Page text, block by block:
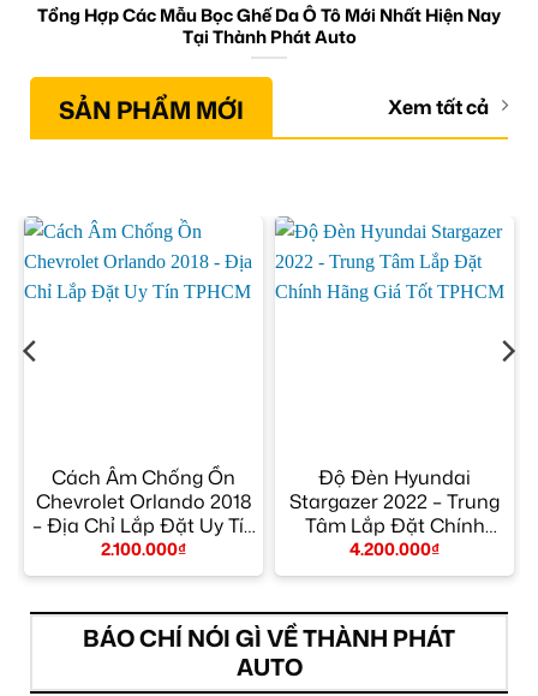
Tổng Hợp Các Mẫu Bọc Ghế Da Ô Tô Mới Nhất Hiện Nay
Tại Thành Phát Auto
SẢN PHẨM MỚI Xem tất cả
Cách Âm Chống Ồn
Chevrolet Orlando 2018
– Địa Chỉ Lắp Đặt Uy Tín
TPHCM
2.100.000₫
Độ Đèn Hyundai
Stargazer 2022 – Trung
Tâm Lắp Đặt Chính
Hãng Giá Tốt TPHCM
4.200.000₫
BÁO CHÍ NÓI GÌ VỀ THÀNH PHÁT
AUTO